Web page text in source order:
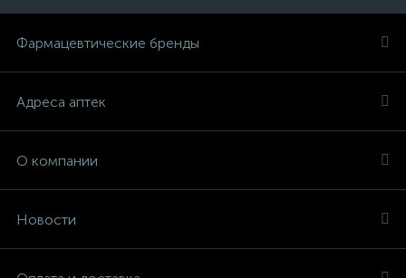
Фармацевтические бренды
Адреса аптек
О компании
Новости